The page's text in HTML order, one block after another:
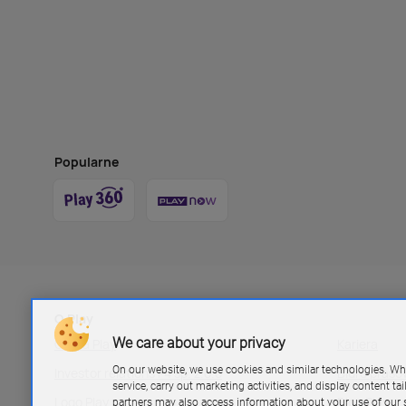
Popularne
O Play
Grupa Play
Investor relations P4 sp. z.o.o
Biuro
Blog Play
We care about your privacy
On our website, we use cookies and similar technologies.
service, carry out marketing activities, and display content
partners may also access information about your use of